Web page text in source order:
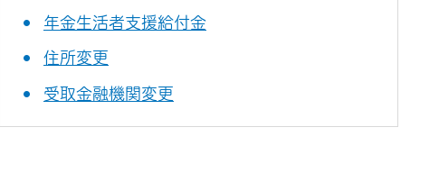
年金生活者支援給付金
住所変更
受取金融機関変更